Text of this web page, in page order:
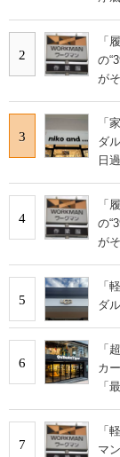
2
「
の
が
3
「
ダ
日
4
「
の
が
5
「
ダ
6
「
カ
「
7
「
マ